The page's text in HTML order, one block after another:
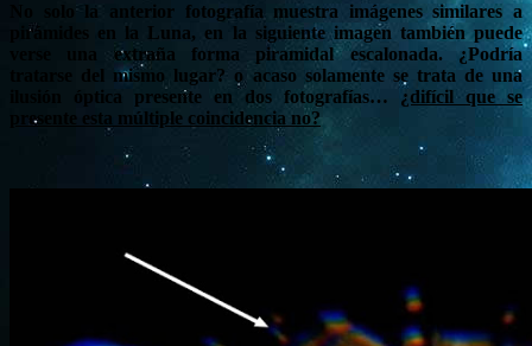
No solo la anterior fotografía muestra imágenes similares a
pirámides en la Luna, en la siguiente imagen también puede
verse una extraña forma piramidal escalonada. ¿Podría
tratarse del mismo lugar? o acaso solamente se trata de una
ilusión óptica presente en dos fotografías… ¿difícil que se
presente esta múltiple coincidencia no?